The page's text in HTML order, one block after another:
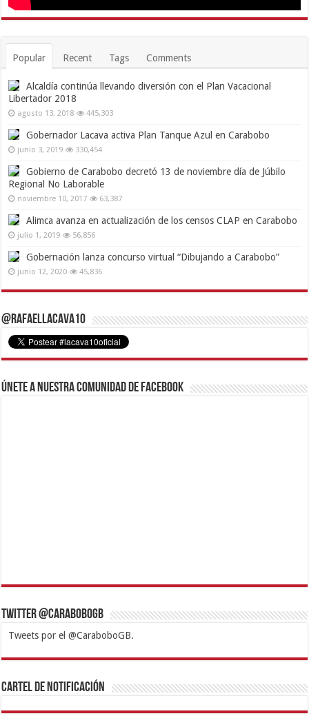
Popular Recent Tags Comments
Alcaldía continúa llevando diversión con el Plan Vacacional
Libertador 2018
agosto 13, 2018 445,303
Gobernador Lacava activa Plan Tanque Azul en Carabobo
junio 3, 2019 330,454
Gobierno de Carabobo decretó 13 de noviembre día de Júbilo
Regional No Laborable
noviembre 10, 2017 63,387
Alimca avanza en actualización de los censos CLAP en Carabobo
julio 1, 2019 56,856
Gobernación lanza concurso virtual “Dibujando a Carabobo”
junio 12, 2020 45,836
@RafaelLacava10
Únete a nuestra comunidad de Facebook
Twitter @CaraboboGB
Tweets por el @CaraboboGB.
1xbetBetturkeyBetistKralbetSupertotobetTipobetMatadorbetMariobet
https://mvbcasino.com/
Cartel de Notificación